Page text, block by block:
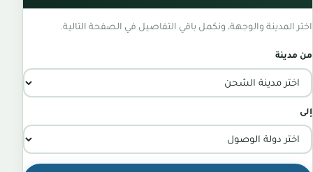
اختر المدينة والوجهة، ونكمل باقي التفاصيل في الصفحة التالية.
من مدينة
إلى